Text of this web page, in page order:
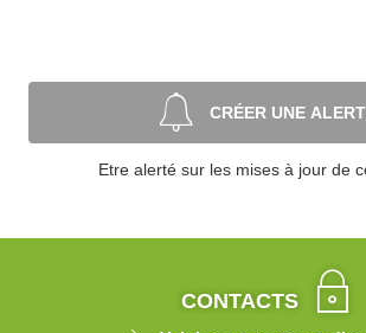
CRÉER UNE
Etre alerté sur les mises à jour de
CONTACTS